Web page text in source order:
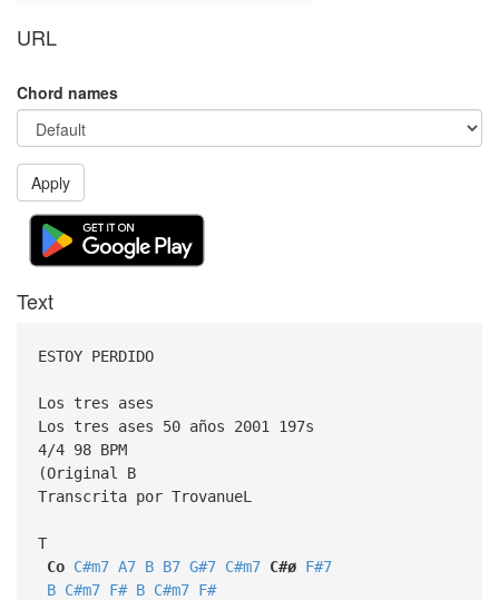
URL
Chord names
Apply
Text
ESTOY PERDIDO
Los tres ases
Los tres ases 50 años 2001 197s
4/4 98 BPM
(Original B
Transcrita por TrovanueL
T
Co C#m7 A7 B B7 G#7 C#m7 C#ø F#7
B C#m7 F# B C#m7 F#